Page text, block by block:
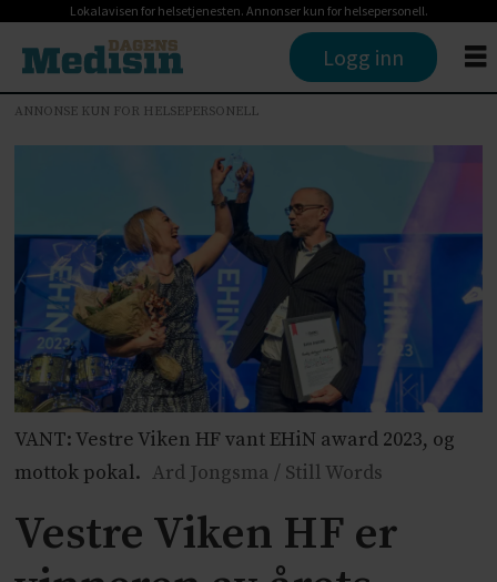
Lokalavisen for helsetjenesten. Annonser kun for helsepersonell.
Logg inn
ANNONSE KUN FOR HELSEPERSONELL
VANT: Vestre Viken HF vant EHiN award 2023, og
mottok pokal. Ard Jongsma / Still Words
Vestre Viken HF er